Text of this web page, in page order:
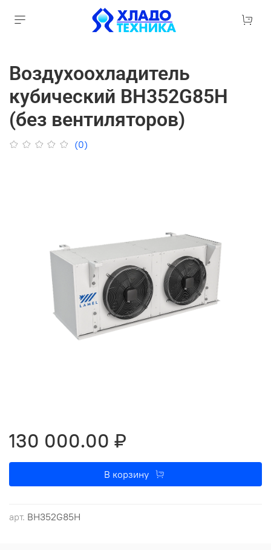
Воздухоохладитель
кубический ВН352G85H
(без вентиляторов)
(0)
арт. ВН352G85Н
130 000.00 ₽
В корзину